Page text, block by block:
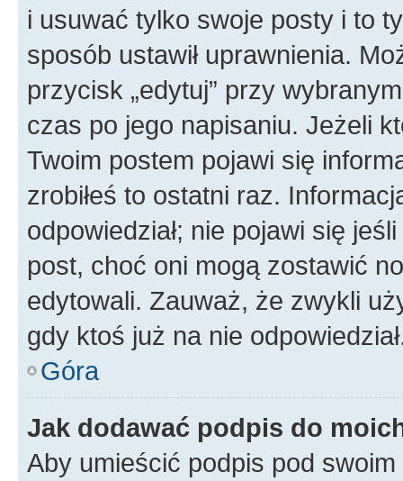
i usuwać tylko swoje posty i to
sposób ustawił uprawnienia.
przycisk „edytuj” przy
czas po jego napisaniu. Jeżeli
Twoim postem pojawi się
zrobiłeś to ostatni raz.
odpowiedział; nie pojawi się
post, choć oni mogą zostawić
edytowali. Zauważ, że zwykli
gdy ktoś już na nie
Góra
Jak dodawać podpis do
Aby umieścić podpis pod